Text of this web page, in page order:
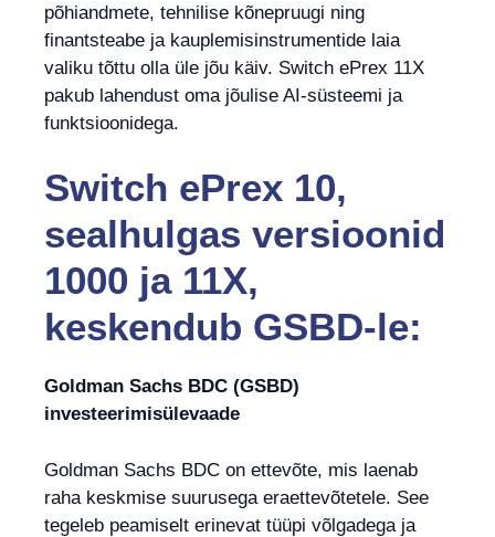
põhiandmete, tehnilise kõnepruugi ning
finantsteabe ja kauplemisinstrumentide laia
valiku tõttu olla üle jõu käiv. Switch ePrex 11X
pakub lahendust oma jõulise AI-süsteemi ja
funktsioonidega.
Switch ePrex 10,
sealhulgas versioonid
1000 ja 11X,
keskendub GSBD-le:
Goldman Sachs BDC (GSBD)
investeerimisülevaade
Goldman Sachs BDC on ettevõte, mis laenab
raha keskmise suurusega eraettevõtetele. See
tegeleb peamiselt erinevat tüüpi võlgadega ja